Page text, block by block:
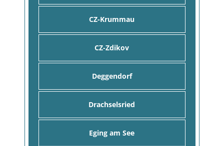
CZ-Krummau
CZ-Zdikov
Deggendorf
Drachselsried
Eging am See